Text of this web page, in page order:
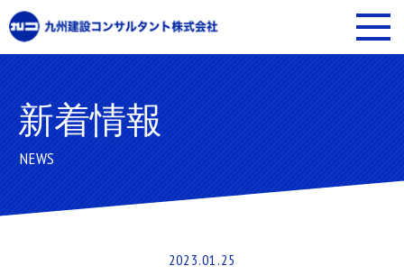
新着情報
NEWS
2023.01.25